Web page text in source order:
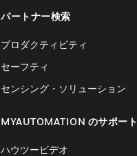
パートナー検索
プロダクティビティ
セーフティ
センシング・ソリューション
MYAUTOMATION のサポート
ハウツービデオ